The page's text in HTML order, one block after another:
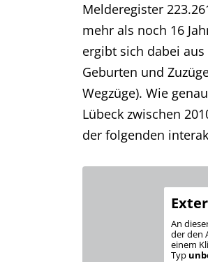
Melderegister
mehr als noch 16
ergibt sich dabei
Geburten und
Wegzüge). Wie
Lübeck zwischen
der folgenden
An
der den
einem
Typ